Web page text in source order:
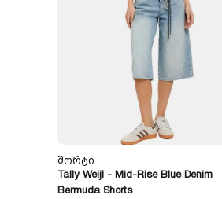
Შორტი
Tally Weijl - Mid-Rise Blue Denim
Bermuda Shorts